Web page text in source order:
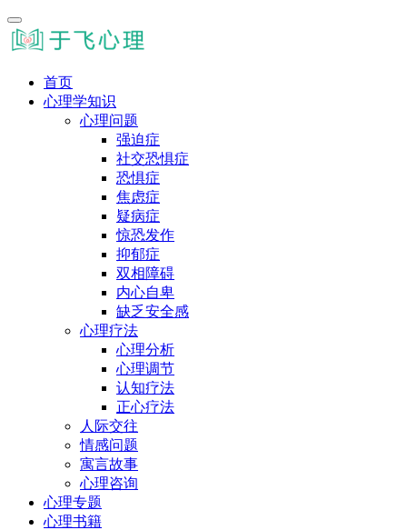
首页
心理学知识
心理问题
强迫症
社交恐惧症
恐惧症
焦虑症
疑病症
惊恐发作
抑郁症
双相障碍
内心自卑
缺乏安全感
心理疗法
心理分析
心理调节
认知疗法
正心疗法
人际交往
情感问题
寓言故事
心理咨询
心理专题
心理书籍